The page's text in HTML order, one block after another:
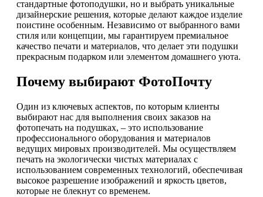
стандартные фотоподушки, но и выбрать уникальные
дизайнерские решения, которые делают каждое изделие
поистине особенным. Независимо от выбранного вами
стиля или концепции, мы гарантируем премиальное
качество печати и материалов, что делает эти подушки
прекрасным подарком или элементом домашнего уюта.
Почему выбирают ФотоПочту
Один из ключевых аспектов, по которым клиенты
выбирают нас для выполнения своих заказов на
фотопечать на подушках, – это использование
профессионального оборудования и материалов
ведущих мировых производителей. Мы осуществляем
печать на экологически чистых материалах с
использованием современных технологий, обеспечивая
высокое разрешение изображений и яркость цветов,
которые не блекнут со временем.